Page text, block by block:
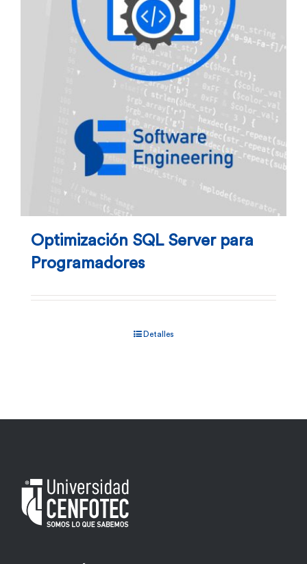
Optimización SQL Server para
Programadores
Detalles